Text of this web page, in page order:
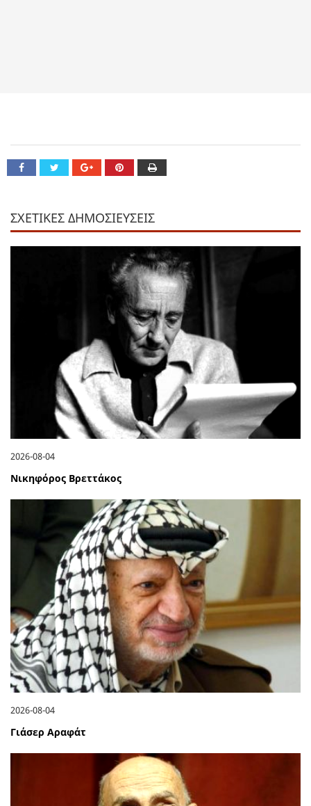
ΣΧΕΤΙΚΕΣ ΔΗΜΟΣΙΕΥΣΕΙΣ
2026-08-04
Νικηφόρος Βρεττάκος
2026-08-04
Γιάσερ Αραφάτ